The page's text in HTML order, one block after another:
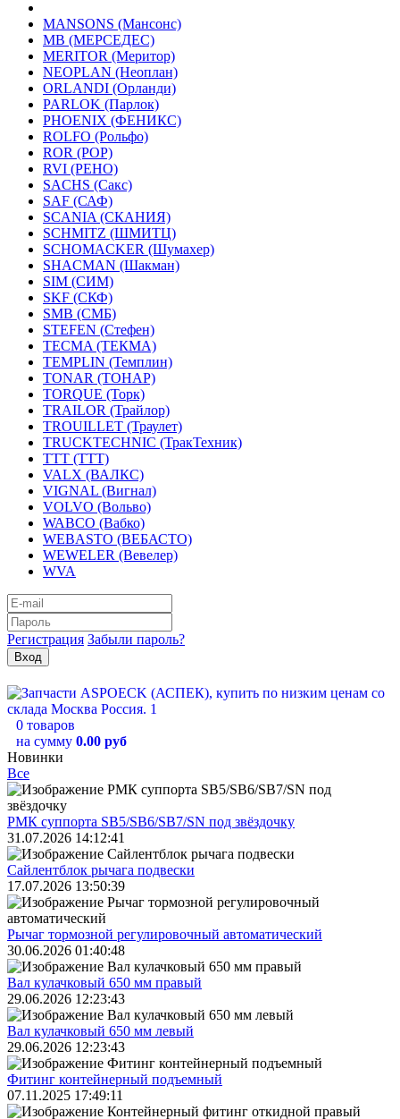
MANSONS (Мансонс)
MB (МЕРСЕДЕС)
MERITOR (Меритор)
NEOPLAN (Неоплан)
ORLANDI (Орланди)
PARLOK (Парлок)
PHOENIX (ФЕНИКС)
ROLFO (Рольфо)
ROR (РОР)
RVI (РЕНО)
SACHS (Сакс)
SAF (САФ)
SCANIA (СКАНИЯ)
SCHMITZ (ШМИТЦ)
SCHOMACKER (Шумахер)
SHACMAN (Шакман)
SIM (СИМ)
SKF (СКФ)
SMB (СМБ)
STEFEN (Стефен)
TECMA (ТЕКМА)
TEMPLIN (Темплин)
TONAR (ТОНАР)
TORQUE (Торк)
TRAILOR (Трайлор)
TROUILLET (Траулет)
TRUCKTECHNIC (ТракТехник)
TTT (ТТТ)
VALX (ВАЛКС)
VIGNAL (Вигнал)
VOLVO (Вольво)
WABCO (Вабко)
WEBASTO (ВЕБАСТО)
WEWELER (Вевелер)
WVA
Регистрация Забыли пароль?
0 товаров
на сумму 0.00 руб
Новинки
Все
РМК суппорта SB5/SB6/SB7/SN под звёздочку
31.07.2026 14:12:41
Сайлентблок рычага подвески
17.07.2026 13:50:39
Рычаг тормозной регулировочный автоматический
30.06.2026 01:40:48
Вал кулачковый 650 мм правый
29.06.2026 12:23:43
Вал кулачковый 650 мм левый
29.06.2026 12:23:43
Фитинг контейнерный подъемный
07.11.2025 17:49:11